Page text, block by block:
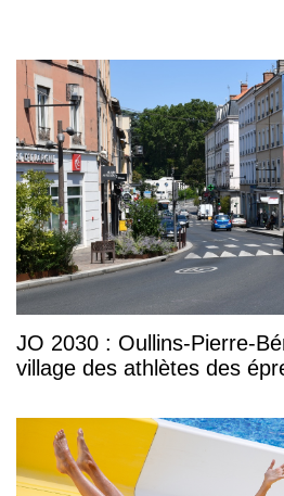
JO 2030 : Oullins-Pierre-
village des athlètes des